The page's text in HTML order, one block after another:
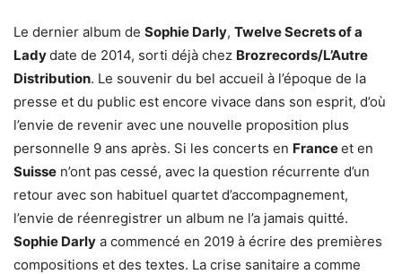
Le dernier album de Sophie Darly, Twelve Secrets of a
Ladydate de 2014, sorti déjà chez Brozrecords/L’Autre
Distribution. Le souvenir du bel accueil à l’époque de la
presse et du public est encore vivace dans son esprit, d’où
l’envie de revenir avec une nouvelle proposition plus
personnelle 9 ans après. Si les concerts en Franceet en
Suisse n’ont pas cessé, avec la question récurrente d’un
retour avec son habituel quartet d’accompagnement,
l’envie de réenregistrer un album ne l’a jamais quitté.
Sophie Darly a commencé en 2019 à écrire des premières
compositions et des textes. La crise sanitaire a comme